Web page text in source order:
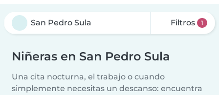
Filtros 1
Niñeras en San Pedro Sula
Una cita nocturna, el trabajo o cuando
simplemente necesitas un descanso: encuentra